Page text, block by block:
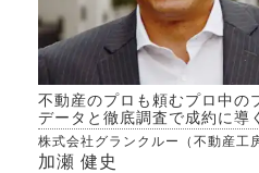
不動産のプロも頼むプロ中の
データと徹底調査で成約に導
株式会社グランクルー（不動産工
加瀬 健史